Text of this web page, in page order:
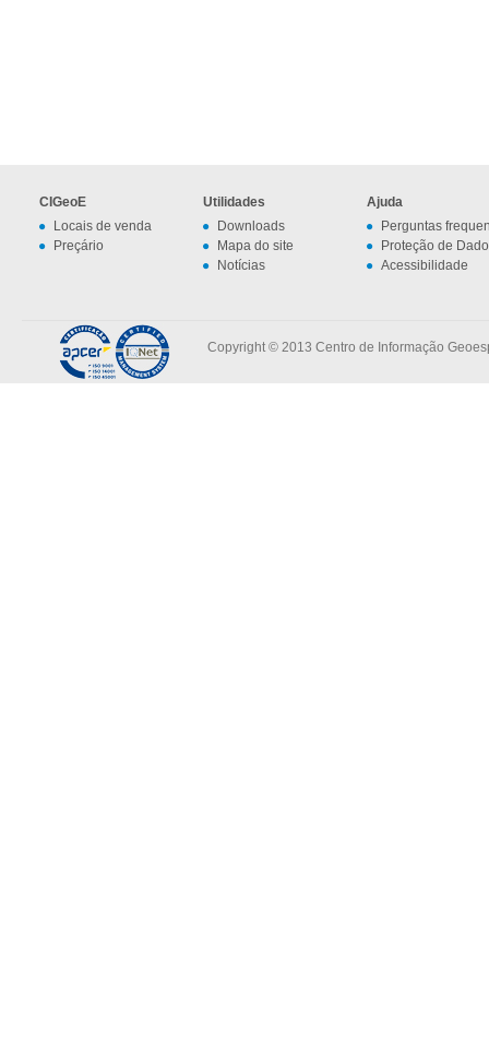
CIGeoE
Locais de venda
Preçário
Utilidades
Downloads
Mapa do site
Notícias
Ajuda
Perguntas
Proteção de
Acessibilidade
Copyright © 2013 Centro de Informação